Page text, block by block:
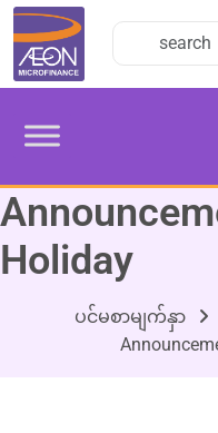
Holiday
ပင်မစာမျက်နှာ